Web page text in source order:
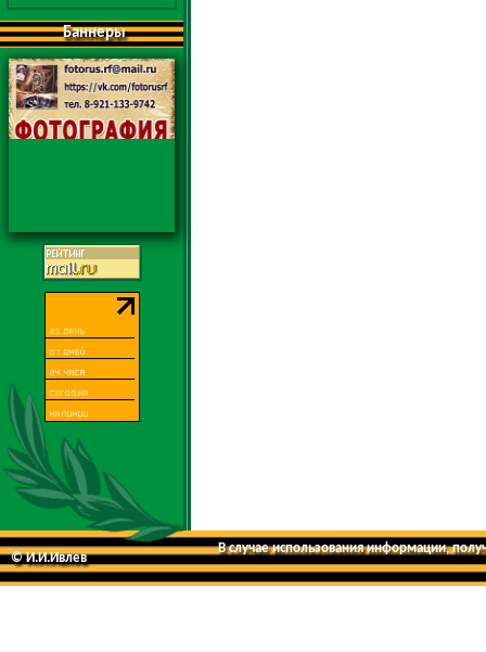
Баннеры
© И.И.Ивлев
В случае использования информации,